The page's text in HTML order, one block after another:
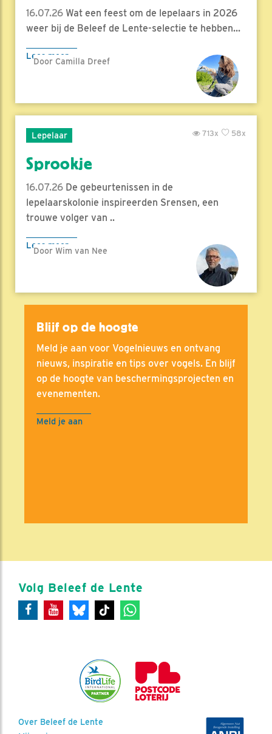
16.07.26 Wat een feest om de lepelaars in 2026
weer bij de Beleef de Lente-selectie te hebben...
Lees meer
Door Camilla Dreef
Lepelaar 58x
713x
Sprookje
16.07.26 De gebeurtenissen in de
lepelaarskolonie inspireerden Srensen, een
trouwe volger van ..
Lees meer
Door Wim van Nee
Blijf op de hoogte
Meld je aan voor Vogelnieuws en ontvang
nieuws, inspiratie en tips over vogels. En blijf
op de hoogte van beschermingsprojecten en
evenementen.
Meld je aan
Volg Beleef de Lente
Over Beleef de Lente